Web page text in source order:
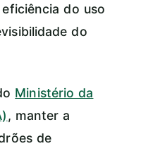
do uso
do
Ministério da
, manter a
de